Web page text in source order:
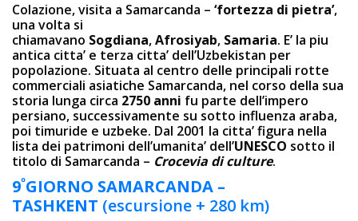
Colazione, visita a Samarcanda – ‘fortezza di pietra’,
una volta si
chiamavano Sogdiana,Afrosiyab, Samaria. E’ la piu
antica citta’ e terza citta’ dell’Uzbekistan per
popolazione. Situata al centro delle principali rotte
commerciali asiatiche Samarcanda, nel corso della sua
storia lunga circa 2750 anni fu parte dell’impero
persiano, successivamente su sotto influenza araba,
poi timuride e uzbeke. Dal 2001 la citta’ figura nella
lista dei patrimoni dell’umanita’ dell’UNESCO sotto il
titolo di Samarcanda – Crocevia di culture.
9ºGIORNO SAMARCANDA –
TASHKENT (escursione + 280 km)